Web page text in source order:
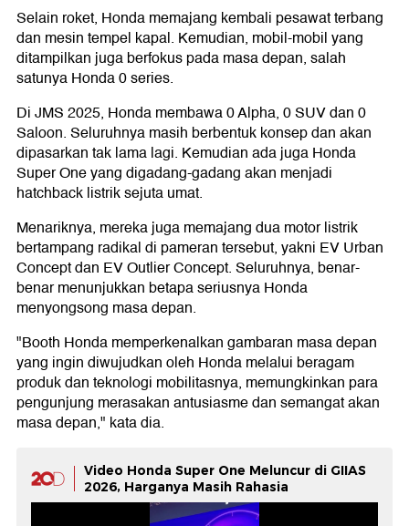
Selain roket, Honda memajang kembali pesawat terbang
dan mesin tempel kapal. Kemudian, mobil-mobil yang
ditampilkan juga berfokus pada masa depan, salah
satunya Honda 0 series.
Di JMS 2025, Honda membawa 0 Alpha, 0 SUV dan 0
Saloon. Seluruhnya masih berbentuk konsep dan akan
dipasarkan tak lama lagi. Kemudian ada juga Honda
Super One yang digadang-gadang akan menjadi
hatchback listrik sejuta umat.
Menariknya, mereka juga memajang dua motor listrik
bertampang radikal di pameran tersebut, yakni EV Urban
Concept dan EV Outlier Concept. Seluruhnya, benar-
benar menunjukkan betapa seriusnya Honda
menyongsong masa depan.
"Booth Honda memperkenalkan gambaran masa depan
yang ingin diwujudkan oleh Honda melalui beragam
produk dan teknologi mobilitasnya, memungkinkan para
pengunjung merasakan antusiasme dan semangat akan
masa depan," kata dia.
Video Honda Super One Meluncur di GIIAS
2026, Harganya Masih Rahasia